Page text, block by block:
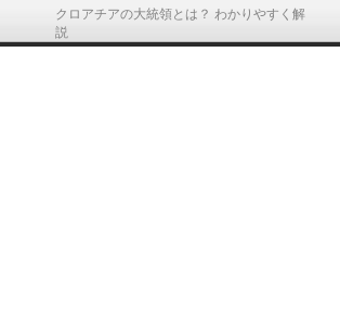
クロアチアの大統領とは？ わかりやすく解
説